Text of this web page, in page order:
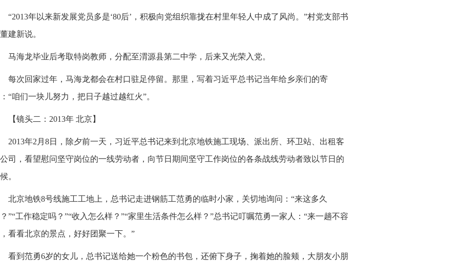
“2013年以来新发展党员多是‘80后’，积极向党组织靠拢在村里年轻人中成了风尚。”村党支部书
建新说。
马海龙毕业后考取特岗教师，分配至渭源县第二中学，后来又光荣入党。
每次回家过年，马海龙都会在村口驻足停留。那里，写着习近平总书记当年给乡亲们的寄
“咱们一块儿努力，把日子越过越红火”。
【镜头二：2013年 北京】
2013年2月8日，除夕前一天，习近平总书记来到北京地铁施工现场、派出所、环卫站、出租客
司，看望慰问坚守岗位的一线劳动者，向节日期间坚守工作岗位的各条战线劳动者致以节日的
。
北京地铁8号线施工工地上，总书记走进钢筋工范勇的临时小家，关切地询问：“来这多久
”“工作稳定吗？”“收入怎么样？”“家里生活条件怎么样？”总书记叮嘱范勇一家人：“来一趟不容
看看北京的景点，好好团聚一下。”
看到范勇6岁的女儿，总书记送给她一个粉色的书包，还俯下身子，掬着她的脸颊，大朋友小朋